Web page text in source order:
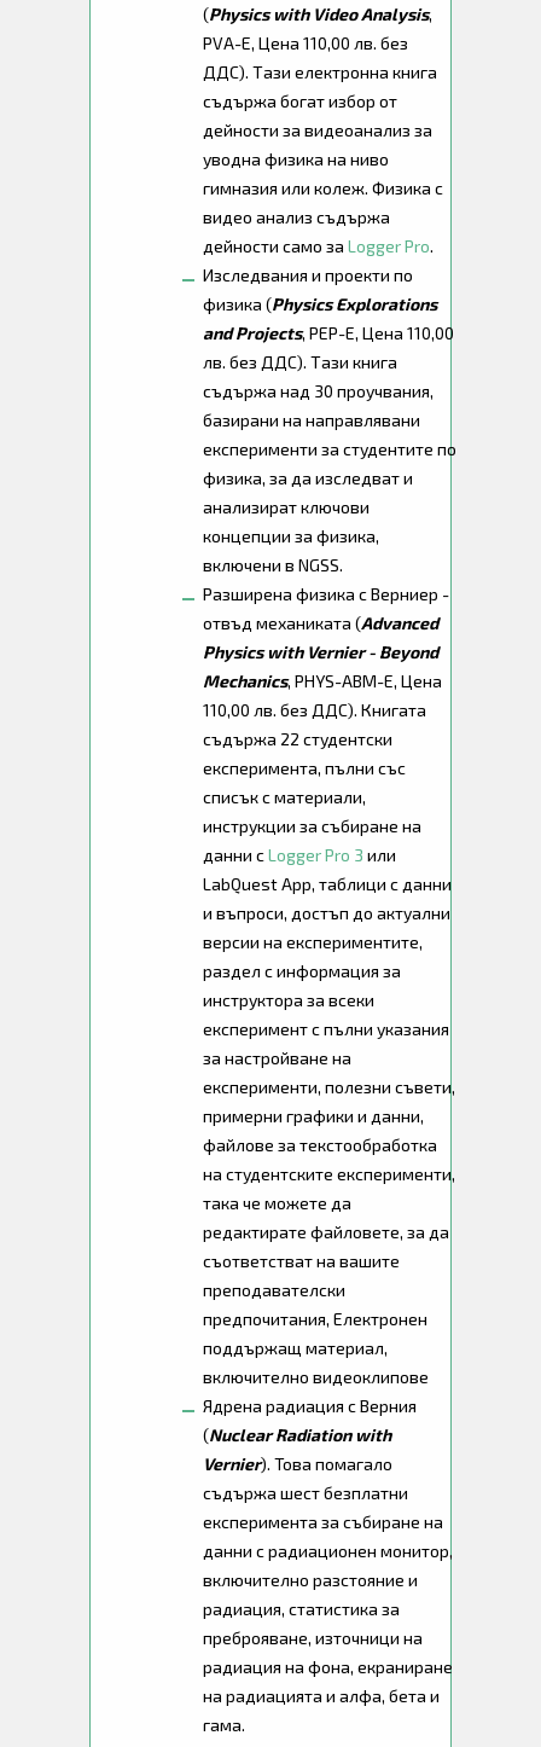
(Physics with Video Analysis,
PVA-E, Цена 110,00 лв. без
ДДС). Тази електронна книга
съдържа богат избор от
дейности за видеоанализ за
уводна физика на ниво
гимназия или колеж. Физика с
видео анализ съдържа
дейности само за Logger Pro.
Изследвания и проекти по
физика (Physics Explorations
and Projects, PEP-E, Цена 110,00
лв. без ДДС). Тази книга
съдържа над 30 проучвания,
базирани на направлявани
експерименти за студентите по
физика, за да изследват и
анализират ключови
концепции за физика,
включени в NGSS.
Разширена физика с Верниер -
отвъд механиката (Advanced
Physics with Vernier - Beyond
Mechanics, PHYS-ABM-E, Цена
110,00 лв. без ДДС). Книгата
съдържа 22 студентски
експеримента, пълни със
списък с материали,
инструкции за събиране на
данни сLogger Pro 3 или
LabQuest App, таблици с данни
и въпроси, достъп до актуални
версии на експериментите,
раздел с информация за
инструктора за всеки
експеримент с пълни указания
за настройване на
експерименти, полезни съвети,
примерни графики и данни,
файлове за текстообработка
на студентските експерименти,
така че можете да
редактирате файловете, за да
съответстват на вашите
преподавателски
предпочитания, Електронен
поддържащ материал,
включително видеоклипове
Ядрена радиация с Верния
(Nuclear Radiation with
Vernier). Това помагало
съдържа шест безплатни
експеримента за събиране на
данни с радиационен монитор,
включително разстояние и
радиация, статистика за
преброяване, източници на
радиация на фона, екраниране
на радиацията и алфа, бета и
гама.